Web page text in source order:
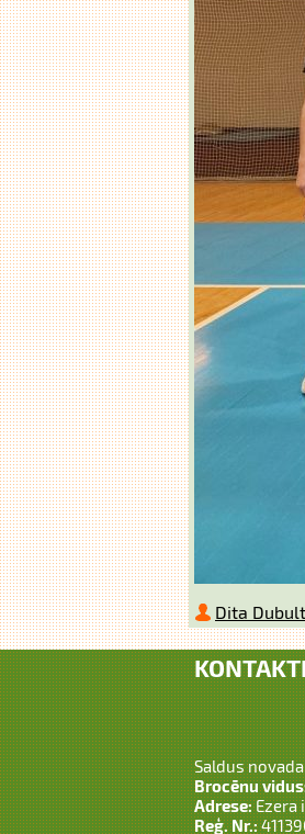
Dita
Saldus
Brocēnu
Adrese:Ezera
Reģ. Nr.: